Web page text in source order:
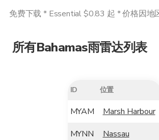
免费下载 * Essential $0.83 起 * 价格因地
所有Bahamas雨雷达列表
ID 位置
MYAM
Marsh Harbour
MYNN
Nassau